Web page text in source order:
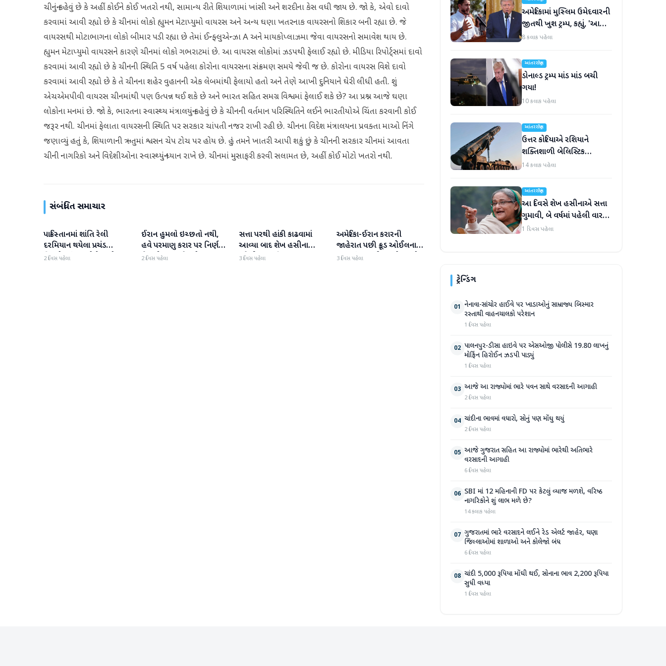
ચીનનું કહેવું છે કે અહીં કોઈને કોઈ ખતરો નથી, સામાન્ય રીતે શિયાળામાં ખાંસી અને શરદીના કેસ વધી જાય છે. જો કે, એવો દાવો
કરવામાં આવી રહ્યો છે કે ચીનમાં લોકો હ્યુમન મેટાપ્યુમો વાયરસ અને અન્ય ઘણા ખતરનાક વાયરસનો શિકાર બની રહ્યા છે. જે
વાયરસથી મોટાભાગના લોકો બીમાર પડી રહ્યા છે તેમાં ઈન્ફ્લુએન્ઝા A અને માયકોપ્લાઝમા જેવા વાયરસનો સમાવેશ થાય છે.
હ્યુમન મેટાપ્યુમો વાયરસને કારણે ચીનમાં લોકો ગભરાટમાં છે. આ વાયરસ લોકોમાં ઝડપથી ફેલાઈ રહ્યો છે. મીડિયા રિપોર્ટ્સમાં દાવો
કરવામાં આવી રહ્યો છે કે ચીનની સ્થિતિ 5 વર્ષ પહેલા કોરોના વાયરસના સંક્રમણ સમયે જેવી જ છે. કોરોના વાયરસ વિશે દાવો
કરવામાં આવી રહ્યો છે કે તે ચીનના શહેર વુહાનની એક લેબમાંથી ફેલાયો હતો અને તેણે આખી દુનિયાને ઘેરી લીધી હતી. શું
એચએમપીવી વાયરસ ચીનમાંથી પણ ઉત્પન્ન થઈ શકે છે અને ભારત સહિત સમગ્ર વિશ્વમાં ફેલાઈ શકે છે? આ પ્રશ્ન આજે ઘણા
લોકોના મનમાં છે. જો કે, ભારતના સ્વાસ્થ્ય મંત્રાલયનું કહેવું છે કે ચીનની વર્તમાન પરિસ્થિતિને લઈને ભારતીયોએ ચિંતા કરવાની કોઈ
જરૂર નથી. ચીનમાં ફેલાતા વાયરસની સ્થિતિ પર સરકાર ચાંપતી નજર રાખી રહી છે. ચીનના વિદેશ મંત્રાલયના પ્રવક્તા માઓ નિંગે
જણાવ્યું હતું કે, શિયાળાની ઋતુમાં શ્વસન ચેપ ટોચ પર હોય છે. હું તમને ખાતરી આપી શકું છું કે ચીનની સરકાર ચીનમાં આવતા
ચીની નાગરિકો અને વિદેશીઓના સ્વાસ્થ્યનું ધ્યાન રાખે છે. ચીનમાં મુસાફરી કરવી સલામત છે, અહીં કોઈ મોટો ખતરો નથી.
સંબંધિત સમાચાર
આંતરરાષ્ટ્રીય
પાકિસ્તાનમાં શાંતિ રેલી
દરમિયાન થયેલા પ્રચંડ
વિસ્ફોટમાં 14 લોકોના મોત
2 દિવસ પહેલા
આંતરરાષ્ટ્રીય
ઈરાન હુમલો ઇચ્છતો નથી,
હવે પરમાણુ કરાર પર નિર્ણય
લેવાનો સમય છે', ડોનાલ્ડ
2 દિવસ પહેલા
આંતરરાષ્ટ્રીય
સત્તા પરથી હાંકી કાઢવામાં
આવ્યા બાદ શેખ હસીના
પહેલી વાર દુનિયા સમક્ષ
3 દિવસ પહેલા
આંતરરાષ્ટ્રીય
અમેરિકા-ઈરાન કરારની
જાહેરાત પછી ક્રૂડ ઓઈલના
ભાવમાં 6% થી વધુનો ઘટાડો
3 દિવસ પહેલા
અમેરિકામાં મુસ્લિમ ઉમેદવારની
જીતથી ખુશ ટ્રમ્પ, કહ્યું, 'આ
અમારા માટે સારા સમાચાર છે'
8 કલાક પહેલા
આંતરરાષ્ટ્રીય
ડોનાલ્ડ ટ્રમ્પ માંડ માંડ બચી
ગયા!
10 કલાક પહેલા
આંતરરાષ્ટ્રીય
ઉત્તર કોરિયાએ રશિયાને
શક્તિશાળી બેલિસ્ટિક
મિસાઇલ આપી, યુક્રેન ગુસ્સે
14 કલાક પહેલા
આંતરરાષ્ટ્રીય
આ દિવસે શેખ હસીનાએ સત્તા
ગુમાવી, બે વર્ષમાં પહેલી વાર
દુનિયા સમક્ષ હાજર થશે
1 દિવસ પહેલા
ટ્રેન્ડિંગ
01 નેનાવા-સાંચોર હાઈવે પર ખાડાઓનું સામ્રાજ્ય બિસ્માર
રસ્તાથી વાહનચાલકો પરેશાન
1 દિવસ પહેલા
02 પાલનપુર-ડીસા હાઇવે પર એસઓજી પોલીસે 19.80 લાખનું
મોર્ફિન હિરોઈન ઝડપી પાડ્યું
1 દિવસ પહેલા
03 આજે આ રાજ્યોમાં ભારે પવન સાથે વરસાદની આગાહી
2 દિવસ પહેલા
04 ચાંદીના ભાવમાં વધારો, સોનું પણ મોંઘુ થયું
2 દિવસ પહેલા
05 આજે ગુજરાત સહિત આ રાજ્યોમાં ભારેથી અતિભારે
વરસાદની આગાહી
6 દિવસ પહેલા
06 SBI માં 12 મહિનાની FD પર કેટલું વ્યાજ મળશે, વરિષ્ઠ
નાગરિકોને શું લાભ મળે છે?
14 કલાક પહેલા
07 ગુજરાતમાં ભારે વરસાદને લઈને રેડ એલર્ટ જાહેર, ઘણા
જિલ્લાઓમાં શાળાઓ અને કોલેજો બંધ
6 દિવસ પહેલા
08 ચાંદી 5,000 રૂપિયા મોંઘી થઈ, સોનાના ભાવ 2,200 રૂપિયા
સુધી વધ્યા
1 દિવસ પહેલા